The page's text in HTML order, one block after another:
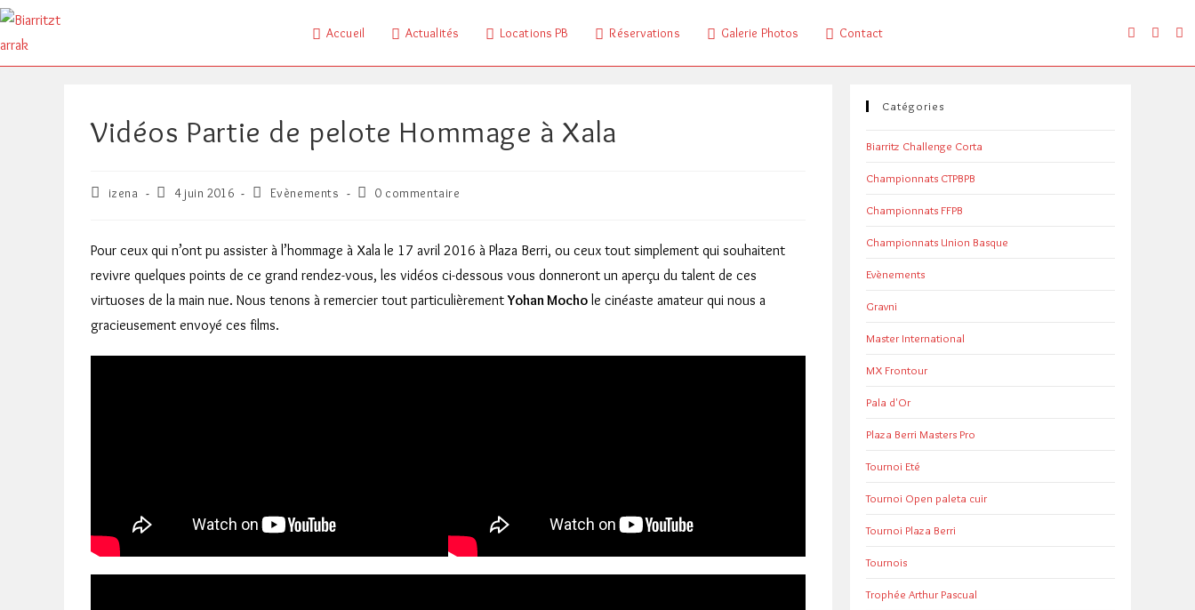
Skip
content
Accueil Actualités Locations PB Réservations Galerie Photos Contact
Vidéos Partie de pelote Hommage à Xala
Auteur/autrice
publication :
izena
Publication
4 juin 2016
PostEvènements
Commentaires
publication :
0 commentaire
Pour ceux qui n’ont pu assister à l’hommage à Xala le 17 avril 2016 à Plaza Berri, ou ceux tout simplement qui souhaitent
revivre quelques points de ce grand rendez-vous, les vidéos ci-dessous vous donneront un aperçu du talent de ces
virtuoses de la main nue. Nous tenons à remercier tout particulièrementYohan Mocho le cinéaste amateur qui nous a
gracieusement envoyé ces films.
Catégories
Biarritz Challenge Corta
Championnats CTPBPB
Championnats FFPB
Championnats Union Basque
Evènements
Gravni
Master International
MX Frontour
Pala d'Or
Plaza Berri Masters Pro
Tournoi Eté
Tournoi Open paleta cuir
Tournoi Plaza Berri
Tournois
Trophée Arthur Pascual